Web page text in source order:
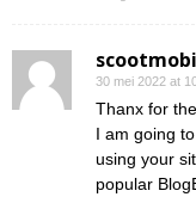
30 mei 2022 at
Thanx for
I am going
using your
popular